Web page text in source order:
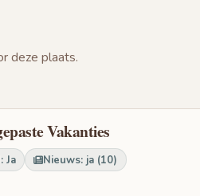
deze plaats.
Vakanties
Ja Nieuws: ja (10)